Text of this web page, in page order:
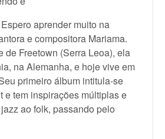
aprender muito na
e compositora Mariama.
de Freetown (Serra Leoa), ela
na Alemanha, e hoje vive em
primeiro álbum intitula-se
e tem inspirações múltiplas e
ao folk, passando pelo